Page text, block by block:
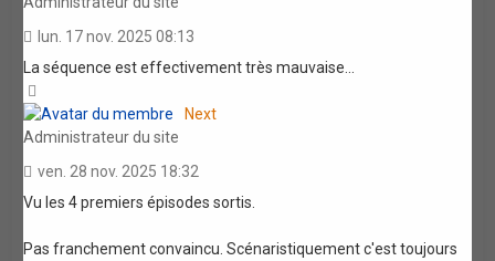
lun. 17 nov. 2025 08:13
La séquence est effectivement très mauvaise...
Next
Administrateur du site
ven. 28 nov. 2025 18:32
Vu les 4 premiers épisodes sortis.
Pas franchement convaincu. Scénaristiquement c'est toujours